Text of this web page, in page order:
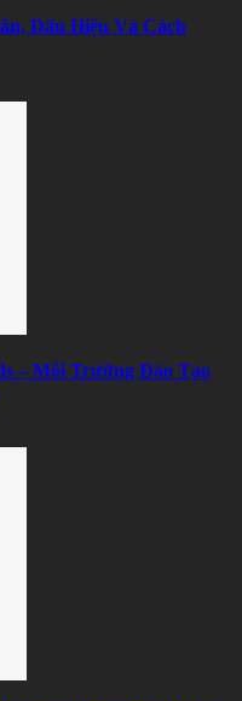
Dấu Hiệu Và Cách
– Môi Trường Đào Tạo